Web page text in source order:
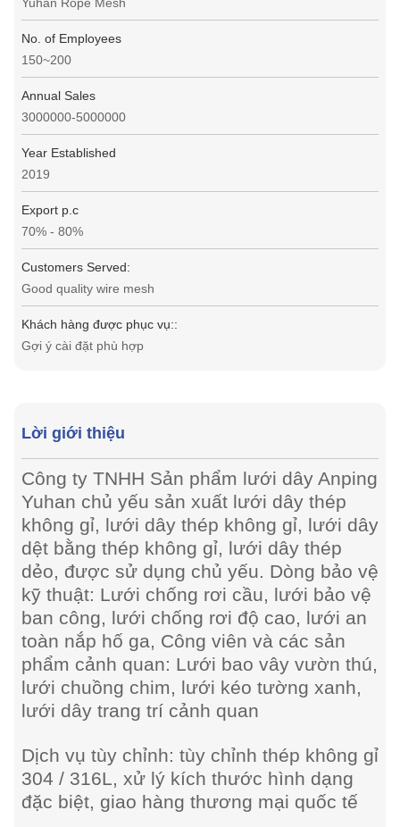
No. of Employees
150~200
Annual Sales
3000000-5000000
Year Established
2019
Export p.c
70% - 80%
Customers Served:
Good quality wire mesh
Khách hàng được phục vụ::
Gợi ý cài đặt phù hợp
Lời giới thiệu
Công ty TNHH Sản phẩm lưới dây Anping
Yuhan chủ yếu sản xuất lưới dây thép
không gỉ, lưới dây thép không gỉ, lưới dây
dệt bằng thép không gỉ, lưới dây thép
dẻo, được sử dụng chủ yếu. Dòng bảo vệ
kỹ thuật: Lưới chống rơi cầu, lưới bảo vệ
ban công, lưới chống rơi độ cao, lưới an
toàn nắp hố ga, Công viên và các sản
phẩm cảnh quan: Lưới bao vây vườn thú,
lưới chuồng chim, lưới kéo tường xanh,
lưới dây trang trí cảnh quan
Dịch vụ tùy chỉnh: tùy chỉnh thép không gỉ
304 / 316L, xử lý kích thước hình dạng
đặc biệt, giao hàng thương mại quốc tế